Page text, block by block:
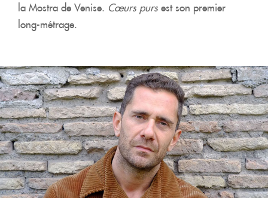
la Mostra de Venise. Cœurs purs est son premier
long-métrage.